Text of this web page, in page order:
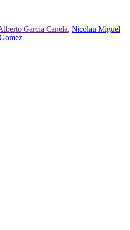
Garcia Canela, Nicolau Miguel